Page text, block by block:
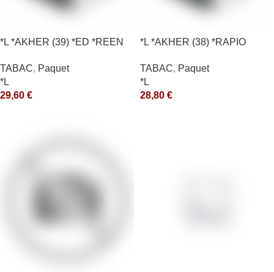
*L *AKHER (39) *ED *REEN
TABAC, Paquet
*L
29,60 €
*L *AKHER (38) *RAPIO
TABAC, Paquet
*L
28,80 €